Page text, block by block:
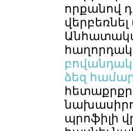
որքանով
ձեզ
պրոֆիլի